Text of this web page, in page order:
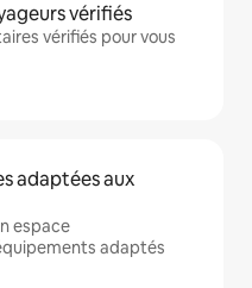
vérifiés
vérifiés pour vous
adaptées aux
espace
adaptés